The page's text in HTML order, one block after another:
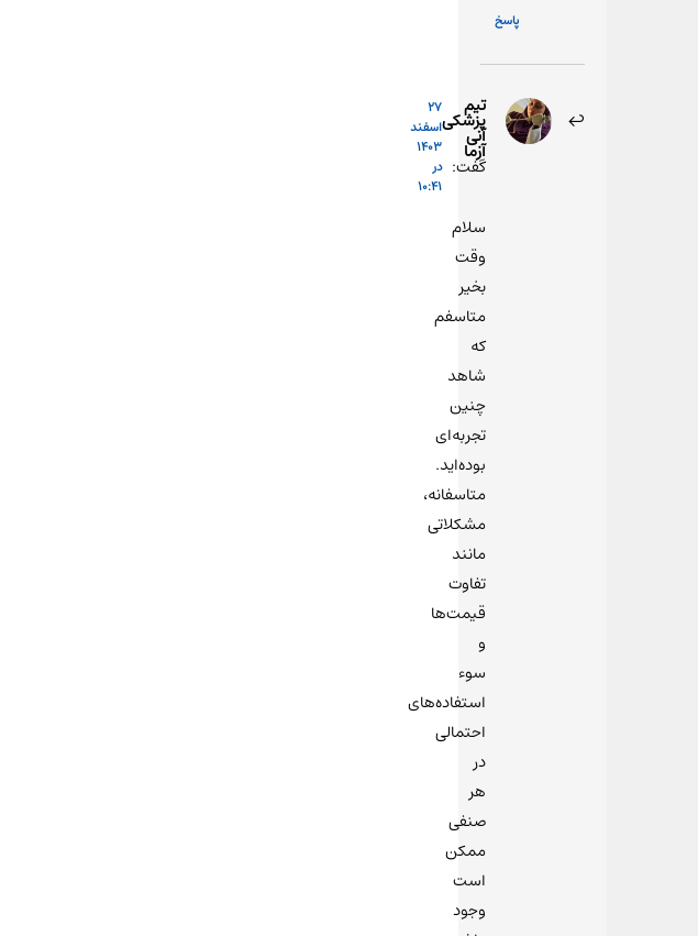
پاسخ
تیم
پزشکی
آنی
آزما
گفت:
27
اسفند
1403
در
10:41
سلام
وقت
بخیر
متاسفم
که
شاهد
چنین
تجربه‌ای
بوده‌اید.
متاسفانه،
مشکلاتی
مانند
تفاوت
قیمت‌ها
و
سوء
استفاده‌های
احتمالی
در
هر
صنفی
ممکن
است
وجود